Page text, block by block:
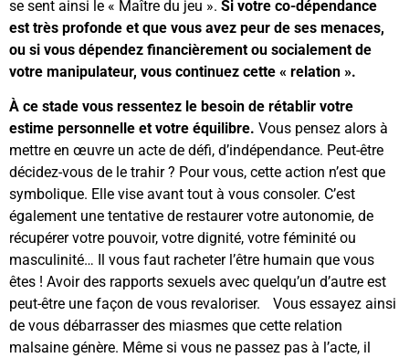
se sent ainsi le « Maître du jeu ». Si votre co-dépendance
est très profonde et que vous avez peur de ses menaces,
ou si vous dépendez financièrement ou socialement de
votre manipulateur, vous continuez cette « relation ».
À ce stade vous ressentez le besoin de rétablir votre
estime personnelle et votre équilibre. Vous pensez alors à
mettre en œuvre un acte de défi, d’indépendance. Peut-être
décidez-vous de le trahir ? Pour vous, cette action n’est que
symbolique. Elle vise avant tout à vous consoler. C’est
également une tentative de restaurer votre autonomie, de
récupérer votre pouvoir, votre dignité, votre féminité ou
masculinité… Il vous faut racheter l’être humain que vous
êtes ! Avoir des rapports sexuels avec quelqu’un d’autre est
peut-être une façon de vous revaloriser. Vous essayez ainsi
de vous débarrasser des miasmes que cette relation
malsaine génère. Même si vous ne passez pas à l’acte, il